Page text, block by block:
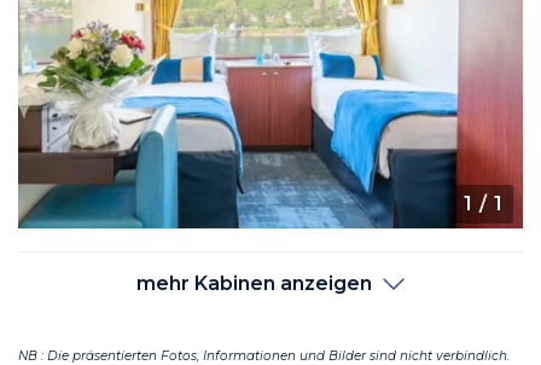
1 / 1
mehr Kabinen anzeigen
NB : Die präsentierten Fotos, Informationen und Bilder sind nicht verbindlich.